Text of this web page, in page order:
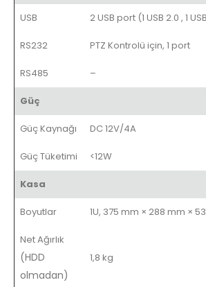
USB 2 USB port (1 USB 2.0 , 1
RS232 PTZ Kontrolü için, 1 port
RS485 –
Güç
Güç Kaynağı DC 12V/4A
Güç Tüketimi <12W
Kasa
Boyutlar 1U, 375 mm × 288 mm ×
Net Ağırlık
(HDD
olmadan)
1,8 kg